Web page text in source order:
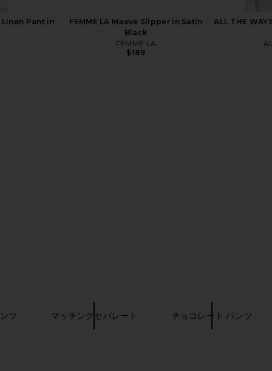
Pant in
FEMME LA Maeve Slipper in Satin
Black
FEMME LA
$189
ALL THE
ツ マッチングセパレート チョコレート パンツ